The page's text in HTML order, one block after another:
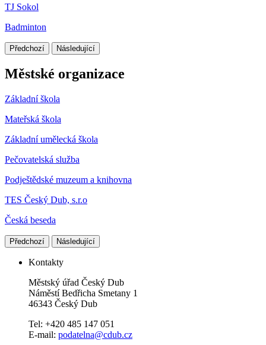
TJ Sokol
Badminton
Předchozí Následující
Městské organizace
Základní škola
Mateřská škola
Základní umělecká škola
Pečovatelská služba
Podještědské muzeum a knihovna
TES Český Dub, s.r.o
Česká beseda
Předchozí Následující
Kontakty
Městský úřad Český Dub
Náměstí Bedřicha Smetany 1
46343 Český Dub
Tel: +420 485 147 051
E-mail: podatelna@cdub.cz